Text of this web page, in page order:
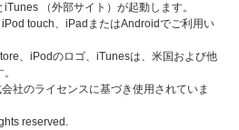
（外部サイト）が起動します。
touch、iPadまたはAndroidでご利用い
、iPodのロゴ、iTunesは、米国および他
社のライセンスに基づき使用されていま
reserved.